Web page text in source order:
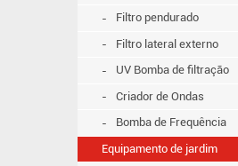
Filtro pendurado
Filtro lateral externo
UV Bomba de filtração
Criador de Ondas
Bomba de Frequência
Equipamento de jardim